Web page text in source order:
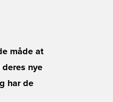
måde at
nye
har de